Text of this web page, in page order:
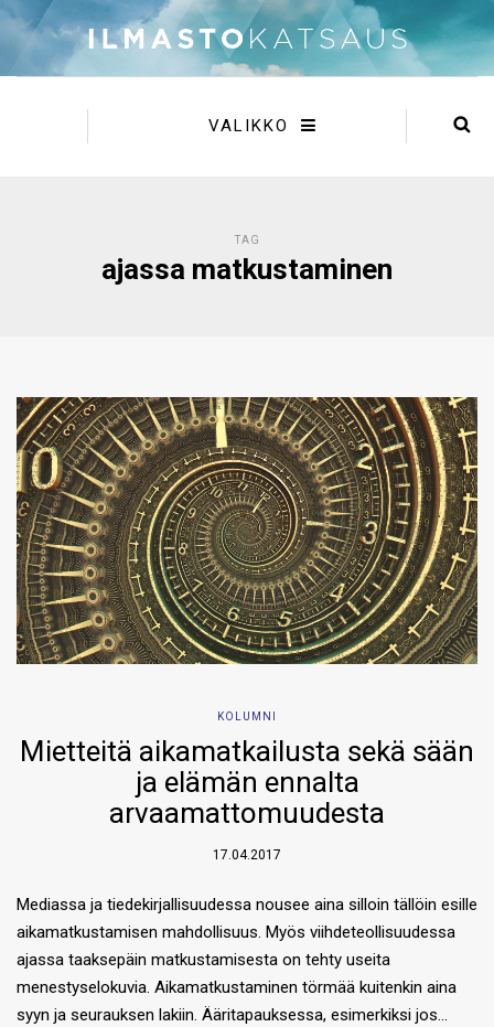
VALIKKO
TAG
ajassa matkustaminen
KOLUMNI
Mietteitä aikamatkailusta sekä sään
ja elämän ennalta
arvaamattomuudesta
17.04.2017
Mediassa ja tiedekirjallisuudessa nousee aina silloin tällöin esille
aikamatkustamisen mahdollisuus. Myös viihdeteollisuudessa
ajassa taaksepäin matkustamisesta on tehty useita
menestyselokuvia. Aikamatkustaminen törmää kuitenkin aina
syyn ja seurauksen lakiin. Ääritapauksessa, esimerkiksi jos…